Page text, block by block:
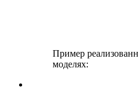
Пример
моделях: